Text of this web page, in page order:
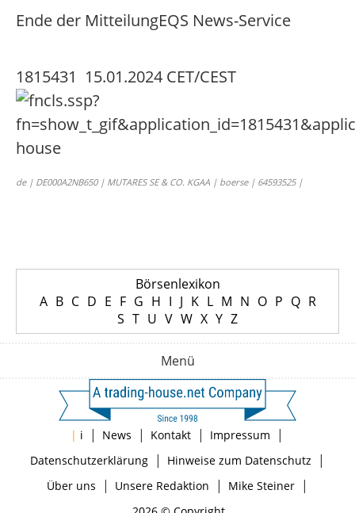
Ende der MitteilungEQS News-Service
1815431 15.01.2024 CET/CEST
de | DE000A2NB650 | MUTARES SE & CO. KGAA | boerse | 64593525 |
Börsenlexikon
A B C D E F G H I J K L M N O P Q R
S T U V W X Y Z
Menü
| i | News | Kontakt | Impressum |
Datenschutzerklärung| Hinweise zum Datenschutz |
Über uns | Unsere Redaktion | Mike Steiner|